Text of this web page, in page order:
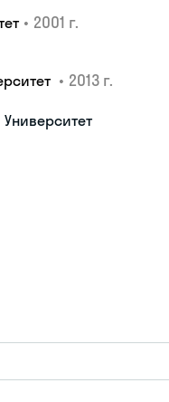
• 2001 г.
• 2013 г.